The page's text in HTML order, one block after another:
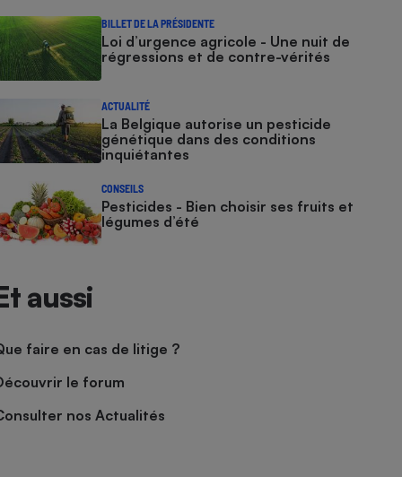
BILLET DE LA PRÉSIDENTE
Loi d’urgence agricole - Une nuit de
régressions et de contre-vérités
ACTUALITÉ
La Belgique autorise un pesticide
génétique dans des conditions
inquiétantes
CONSEILS
Pesticides - Bien choisir ses fruits et
légumes d’été
aussi
faire en cas de litige ?
le forum
nos Actualités